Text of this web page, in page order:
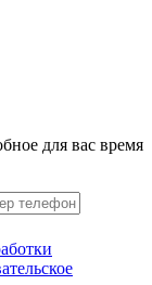
для вас время